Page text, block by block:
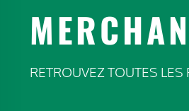
RETROUVEZ TOUTES